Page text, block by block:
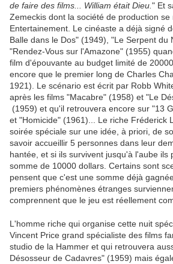
de faire des films... William était Dieu. " Et
Zemeckis dont la société de production
Entertainement. Le cinéaste a déjà signé
Balle dans le Dos" (1949), "Le Serpent du
"Rendez-Vous sur l'Amazone" (1955)
film d'épouvante au budget limité de
encore que le premier long de Charles
1921). Le scénario est écrit par Robb
après les films "Macabre" (1958) et "Le
(1959) et qu'il retrouvera encore sur "13
et "Homicide" (1961)... Le riche Fréderick
soirée spéciale sur une idée, à priori, de
savoir accueillir 5 personnes dans leur
hantée, et si ils survivent jusqu'à l'aube ils
somme de 10000 dollars. Certains sont
pensent que c'est une somme déjà
premiers phénomènes étranges
comprennent que le jeu est réellement
L'homme riche qui organise cette nuit
Vincent Price grand spécialiste des films
studio de la Hammer et qui retrouvera
Désosseur de Cadavres" (1959) mais